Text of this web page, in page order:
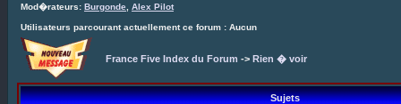
Mod�rateurs: Burgonde Alex Pilot
Utilisateurs parcourant actuellement ce forum : Aucun
France Five Index du Forum -> Rien � voir
Sujets